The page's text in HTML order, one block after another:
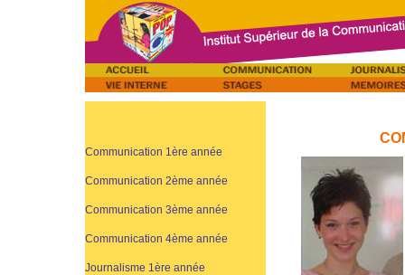
Communication 1ère année
Communication 2ème année
Communication 3ème année
Communication 4ème année
Journalisme 1ère année